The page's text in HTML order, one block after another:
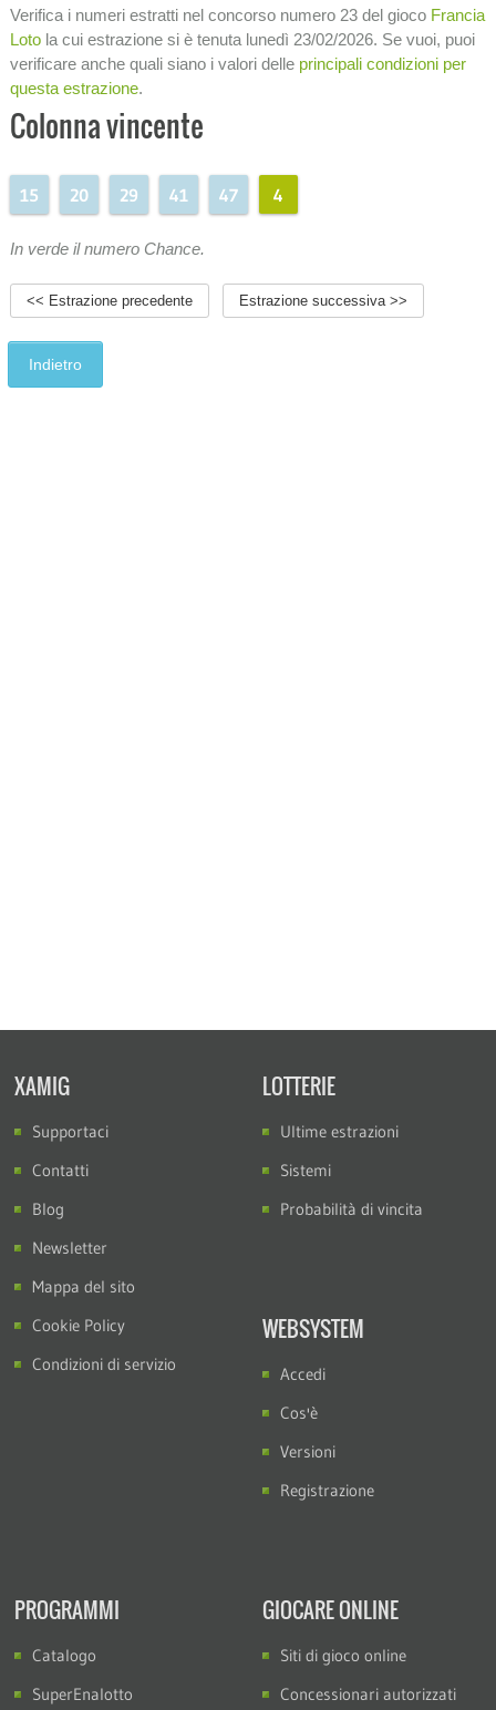
INFORMAZIONI SULLA LOTTERIA −
Verifica i numeri estratti nel concorso numero 23 del gioco Francia
Loto la cui estrazione si è tenuta lunedì 23/02/2026. Se vuoi, puoi
verificare anche quali siano i valori delle principali condizioni per
questa estrazione.
Colonna vincente
15 20 29 41 47 4
In verde il numero Chance.
<< Estrazione precedente Estrazione successiva >>
XAMIG
Supportaci
Contatti
Blog
Newsletter
Mappa del sito
Cookie Policy
Condizioni di servizio
LOTTERIE
Ultime estrazioni
Sistemi
Probabilità di vincita
WEBSYSTEM
Accedi
Cos'è
Versioni
Registrazione
PROGRAMMI
Catalogo
SuperEnalotto
GIOCARE ONLINE
Siti di gioco online
Concessionari autorizzati